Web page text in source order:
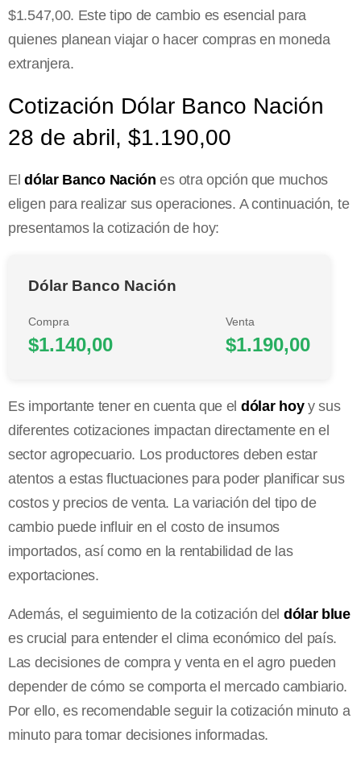
$1.547,00. Este tipo de cambio es esencial para
quienes planean viajar o hacer compras en moneda
extranjera.
Cotización Dólar Banco Nación
28 de abril, $1.190,00
Eldólar Banco Nación es otra opción que muchos
eligen para realizar sus operaciones. A continuación, te
presentamos la cotización de hoy:
Dólar Banco Nación
Compra
$1.140,00
Venta
$1.190,00
Es importante tener en cuenta que el dólar hoyy sus
diferentes cotizaciones impactan directamente en el
sector agropecuario. Los productores deben estar
atentos a estas fluctuaciones para poder planificar sus
costos y precios de venta. La variación del tipo de
cambio puede influir en el costo de insumos
importados, así como en la rentabilidad de las
exportaciones.
Además, el seguimiento de la cotización del dólar blue
es crucial para entender el clima económico del país.
Las decisiones de compra y venta en el agro pueden
depender de cómo se comporta el mercado cambiario.
Por ello, es recomendable seguir la cotización minuto a
minuto para tomar decisiones informadas.